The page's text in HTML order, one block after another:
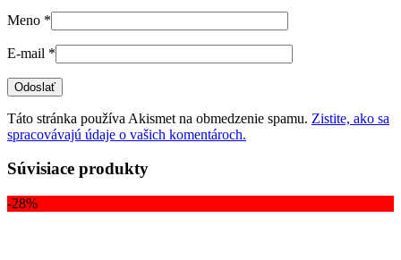
Meno *
E-mail *
Táto stránka používa Akismet na obmedzenie spamu. Zistite, ako sa
spracovávajú údaje o vašich komentároch.
Súvisiace produkty
-28%